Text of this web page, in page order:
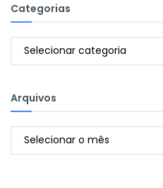
Categorias
Categorias
Arquivos
Arquivos